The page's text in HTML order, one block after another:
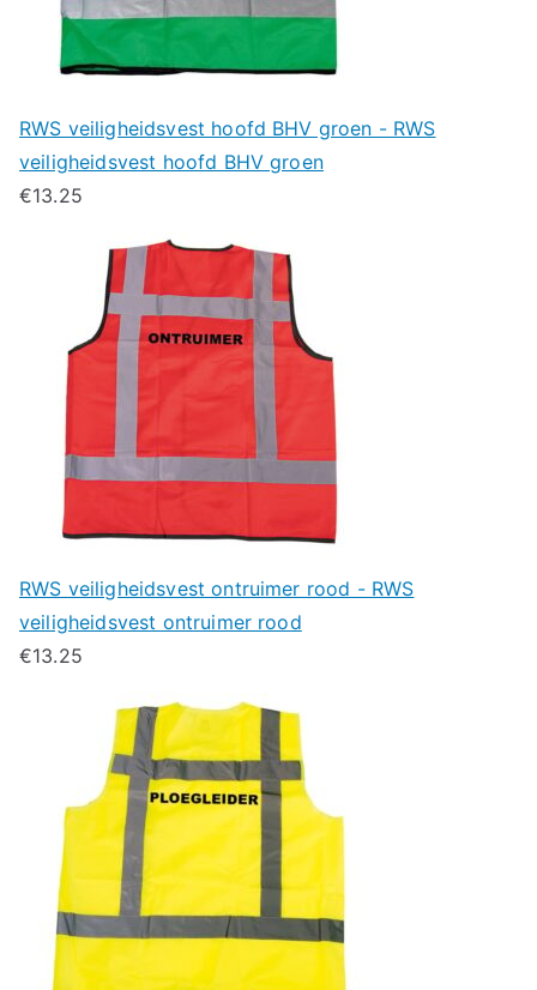
RWS veiligheidsvest hoofd BHV groen - RWS
veiligheidsvest hoofd BHV groen
€13.25
RWS veiligheidsvest ontruimer rood - RWS
veiligheidsvest ontruimer rood
€13.25